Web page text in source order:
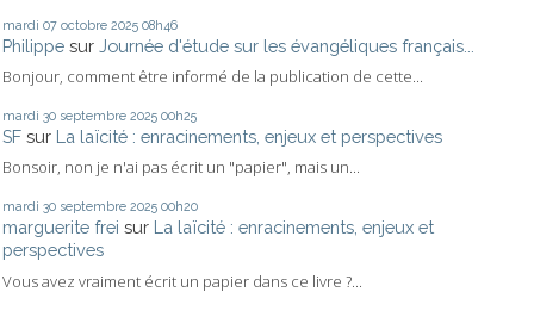
mardi 07 octobre 2025 08h46
Philippe sur Journée d'étude sur les évangéliques français...
Bonjour, comment être informé de la publication de cette...
mardi 30 septembre 2025 00h25
SF sur La laïcité : enracinements, enjeux et perspectives
Bonsoir, non je n'ai pas écrit un "papier", mais un...
mardi 30 septembre 2025 00h20
marguerite frei sur La laïcité : enracinements, enjeux et
perspectives
Vous avez vraiment écrit un papier dans ce livre ?...